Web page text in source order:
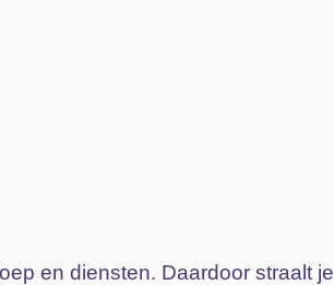
en diensten. Daardoor straalt